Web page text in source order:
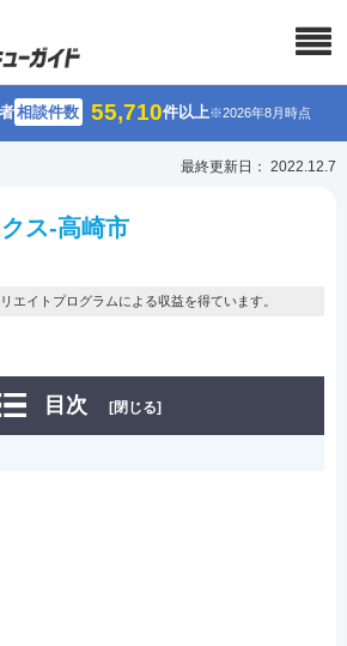
相談件数 55,710件以上※2026年8月時点
最終更新日： 2022.12.7
ス-高崎市
エイトプログラムによる収益を得ています。
目次 [閉じる]